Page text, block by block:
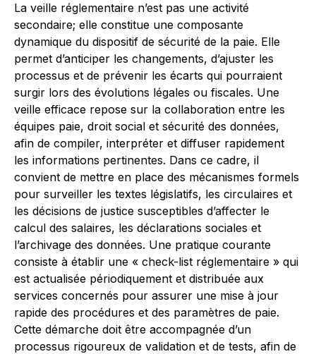
La veille réglementaire n’est pas une activité
secondaire; elle constitue une composante
dynamique du dispositif de sécurité de la paie. Elle
permet d’anticiper les changements, d’ajuster les
processus et de prévenir les écarts qui pourraient
surgir lors des évolutions légales ou fiscales. Une
veille efficace repose sur la collaboration entre les
équipes paie, droit social et sécurité des données,
afin de compiler, interpréter et diffuser rapidement
les informations pertinentes. Dans ce cadre, il
convient de mettre en place des mécanismes formels
pour surveiller les textes législatifs, les circulaires et
les décisions de justice susceptibles d’affecter le
calcul des salaires, les déclarations sociales et
l’archivage des données. Une pratique courante
consiste à établir une « check-list réglementaire » qui
est actualisée périodiquement et distribuée aux
services concernés pour assurer une mise à jour
rapide des procédures et des paramètres de paie.
Cette démarche doit être accompagnée d’un
processus rigoureux de validation et de tests, afin de